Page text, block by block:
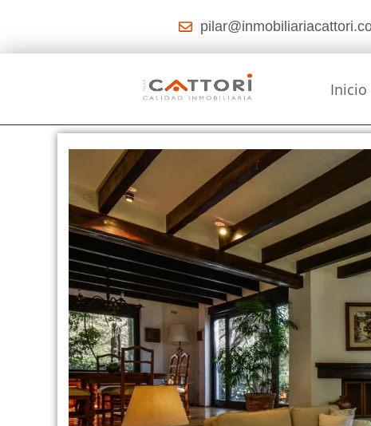
Inicio